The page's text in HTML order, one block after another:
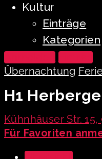
Kultur
Einträge
Kategorien
Übernachtung
H1
Kühnhäuser Str.
Für Favoriten